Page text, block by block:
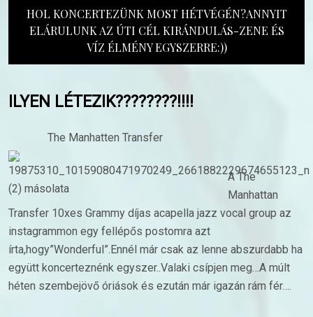
HOL KONCERTEZÜNK MOST HÉTVÉGÉN?ANNYIT
ELÁRULUNK AZ ÚTI CÉL KIRÁNDULÁS-ZENE ÉS
VÍZ ÉLMÉNY EGYSZERRE:))
ILYEN LÉTEZIK????????!!!!
The Manhatten Transfer
A The
Manhattan
Transfer 10xes Grammy díjas acapella jazz vocal group az
instagrammon egy fellépős postomra azt
írta,hogy”Wonderful”.Ennél már csak az lenne abszurdabb ha
együtt koncerteznénk egyszer..Valaki csípjen meg…A múlt
héten szembejövő óriások és ezután már igazán rám fér….